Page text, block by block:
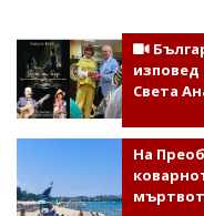
изповед
Света
На